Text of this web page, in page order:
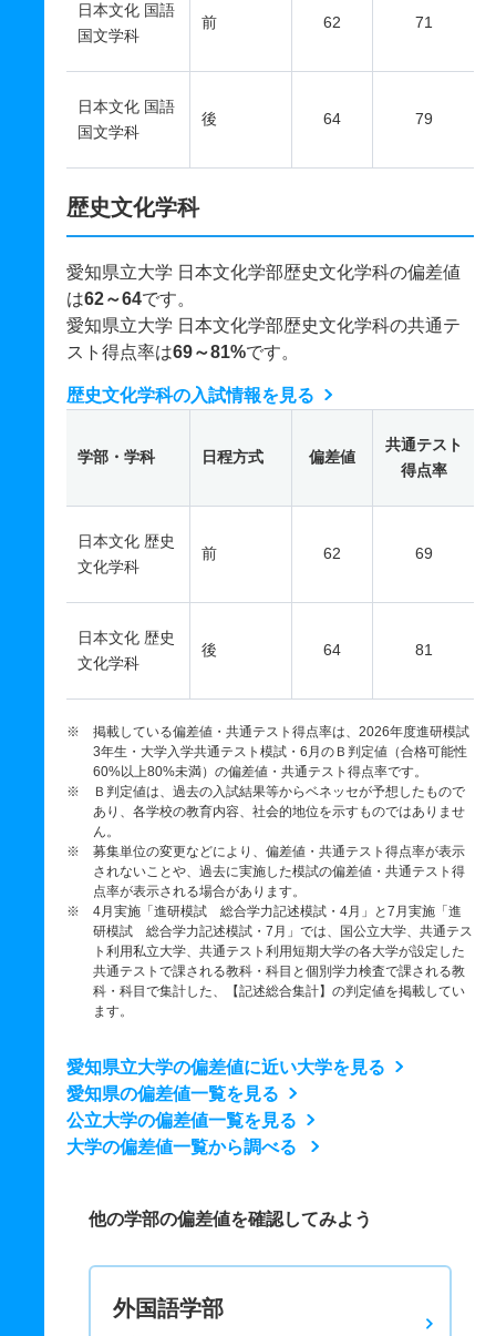
日本文化 国語
国文学科
前 62 71
日本文化 国語
国文学科
後 64 79
歴史文化学科
愛知県立大学 日本文化学部歴史文化学科の偏差値
は62～64です。
愛知県立大学 日本文化学部歴史文化学科の共通テ
スト得点率は69～81%です。
歴史文化学科の入試情報を見る
学部・学科 日程方式 偏差値
共通テスト
得点率
日本文化 歴史
文化学科
前 62 69
日本文化 歴史
文化学科
後 64 81
※ 掲載している偏差値・共通テスト得点率は、2026年度進研模試
3年生・大学入学共通テスト模試・6月のＢ判定値（合格可能性
60%以上80%未満）の偏差値・共通テスト得点率です。
※ Ｂ判定値は、過去の入試結果等からベネッセが予想したもので
あり、各学校の教育内容、社会的地位を示すものではありませ
ん。
※ 募集単位の変更などにより、偏差値・共通テスト得点率が表示
されないことや、過去に実施した模試の偏差値・共通テスト得
点率が表示される場合があります。
※ 4月実施「進研模試 総合学力記述模試・4月」と7月実施「進
研模試 総合学力記述模試・7月」では、国公立大学、共通テス
ト利用私立大学、共通テスト利用短期大学の各大学が設定した
共通テストで課される教科・科目と個別学力検査で課される教
科・科目で集計した、【記述総合集計】の判定値を掲載してい
ます。
愛知県立大学の偏差値に近い大学を見る
愛知県の偏差値一覧を見る
公立大学の偏差値一覧を見る
大学の偏差値一覧から調べる
他の学部の偏差値を確認してみよう
外国語学部